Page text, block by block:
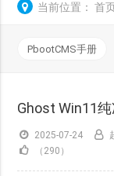
当前位置： 首
PbootCMS手册
Ghost Win11
2025-07-24
（290）